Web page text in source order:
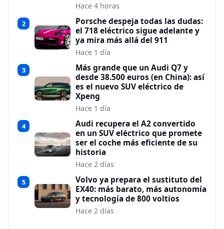
Hace 4 horas
2
Porsche despeja todas las dudas:
el 718 eléctrico sigue adelante y
ya mira más allá del 911
Hace 1 día
3
Más grande que un Audi Q7 y
desde 38.500 euros (en China): así
es el nuevo SUV eléctrico de
Xpeng
Hace 1 día
4
Audi recupera el A2 convertido
en un SUV eléctrico que promete
ser el coche más eficiente de su
historia
Hace 2 días
5
Volvo ya prepara el sustituto del
EX40: más barato, más autonomía
y tecnología de 800 voltios
Hace 2 días